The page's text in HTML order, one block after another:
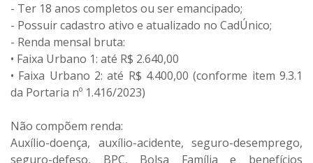
- Ter 18 anos completos ou ser emancipado;
- Possuir cadastro ativo e atualizado no CadÚnico;
- Renda mensal bruta:
• Faixa Urbano 1: até R$ 2.640,00
• Faixa Urbano 2: até R$ 4.400,00 (conforme item 9.3.1
da Portaria nº 1.416/2023)
Não compõem renda:
Auxílio-doença, auxílio-acidente, seguro-desemprego,
seguro-defeso, BPC, Bolsa Família e benefícios